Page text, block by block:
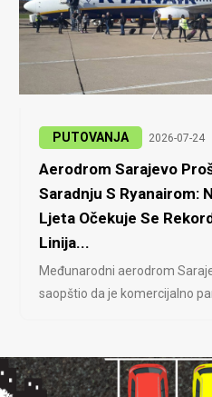
PUTOVANJA 2026-07-24
Aerodrom Sarajevo
Saradnju S Ryanairom:
Ljeta Očekuje Se
Linija...
Međunarodni aerodrom
saopštio da je komercijalno